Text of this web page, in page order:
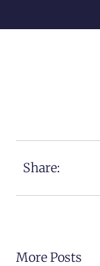
Share:
More Posts